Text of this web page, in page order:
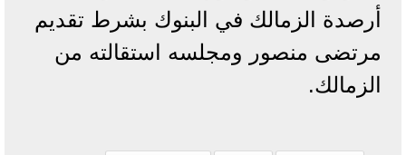
أرصدة الزمالك في البنوك بشرط تقديم
مرتضى منصور ومجلسه استقالته من
الزمالك.